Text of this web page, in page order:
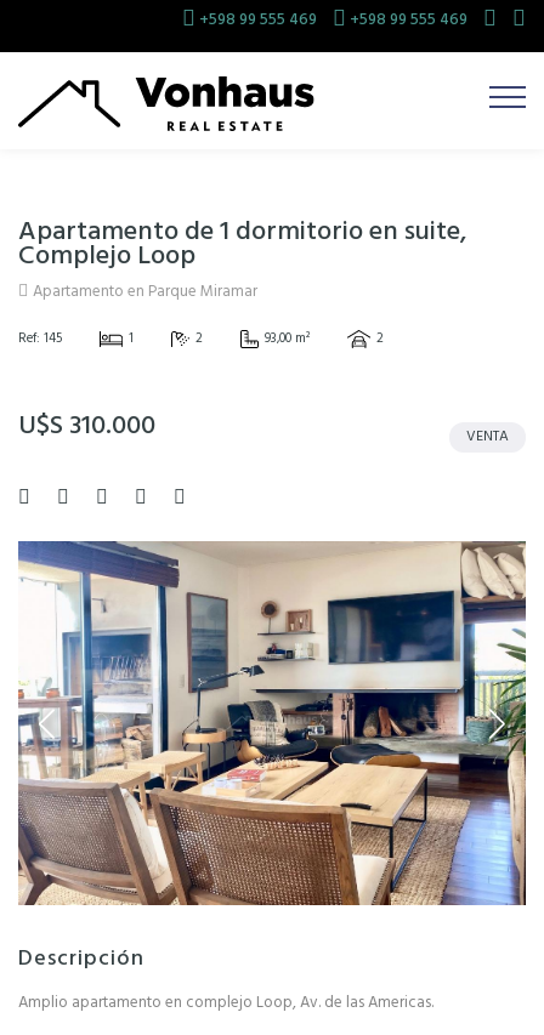
+598 99 555 469 +598 99 555 469
Apartamento de 1 dormitorio en suite,
Complejo Loop
Apartamento en Parque Miramar
Ref: 145 1 2 93,00 m² 2
U$S 310.000 VENTA
Descripción
Amplio apartamento en complejo Loop, Av. de las Americas.